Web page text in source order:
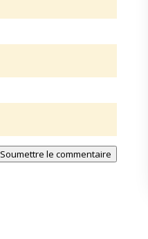
Soumettre le commentaire